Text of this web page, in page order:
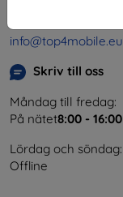
info@top4mobile.eu
Skriv till oss
Måndag till fredag:
På nätet8:00 - 16:00
Lördag och söndag:
Offline